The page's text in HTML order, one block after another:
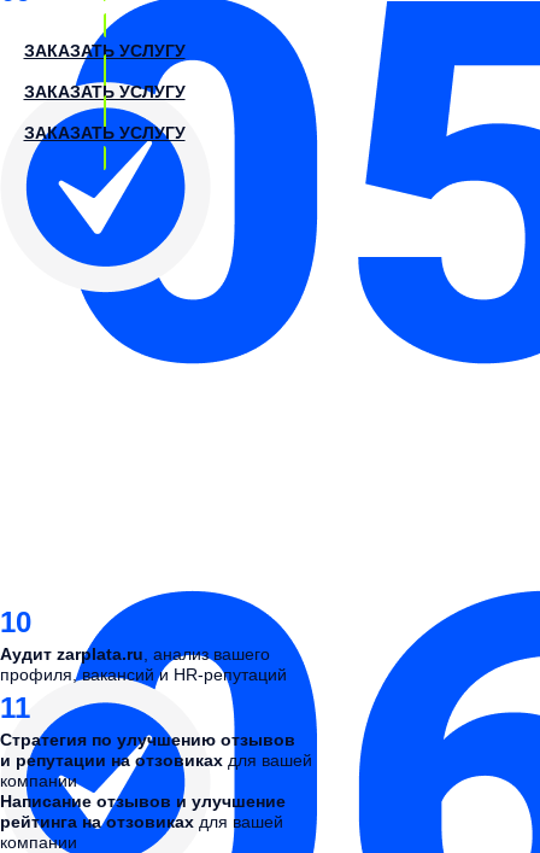
ЗАКАЗАТЬ УСЛУГУ
ЗАКАЗАТЬ УСЛУГУ
ЗАКАЗАТЬ УСЛУГУ
10
Аудит zarplata.ru , анализ вашего
профиля, вакансий и HR-репутаций
11
Стратегия по улучшению отзывов
и репутации на отзовиках для вашей
компании
Написание отзывов и улучшение
рейтинга на отзовиках для вашей
компании